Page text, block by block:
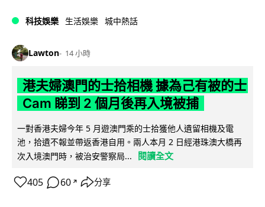
科技娛樂 生活娛樂 城中熱話
Lawton 14 小時
港夫婦澳門的士拾相機 據為己有被的士
Cam 睇到 2 個月後再入境被捕
一對香港夫婦今年 5 月遊澳門乘的士拾獲他人遺留相機及電
池，拾遺不報並帶返香港自用。兩人本月 2 日經港珠澳大橋再
次入境澳門時，被治安警察局...
閱讀全文
405 60 ↗ 分享